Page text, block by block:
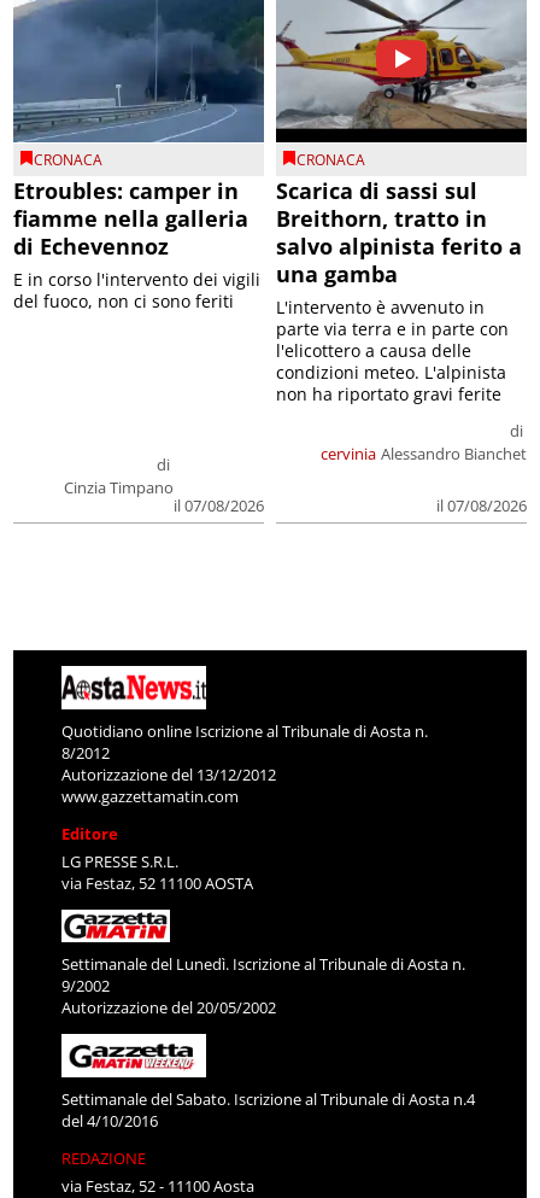
CRONACA
Etroubles: camper in
fiamme nella galleria
di Echevennoz
di
Cinzia Timpano
il 07/08/2026
E in corso l'intervento dei vigili
del fuoco, non ci sono feriti
CRONACA
Scarica di sassi sul
Breithorn, tratto in
salvo alpinista ferito a
una gamba
cervinia
di
Alessandro Bianchet
il 07/08/2026
L'intervento è avvenuto in
parte via terra e in parte con
l'elicottero a causa delle
condizioni meteo. L'alpinista
non ha riportato gravi ferite
Quotidiano online Iscrizione al Tribunale di Aosta n.
8/2012
Autorizzazione del 13/12/2012
www.gazzettamatin.com
Editore
LG PRESSE S.R.L.
via Festaz, 52 11100 AOSTA
Settimanale del Lunedì. Iscrizione al Tribunale di Aosta n.
9/2002
Autorizzazione del 20/05/2002
Settimanale del Sabato. Iscrizione al Tribunale di Aosta n.4
del 4/10/2016
REDAZIONE
via Festaz, 52 - 11100 Aosta